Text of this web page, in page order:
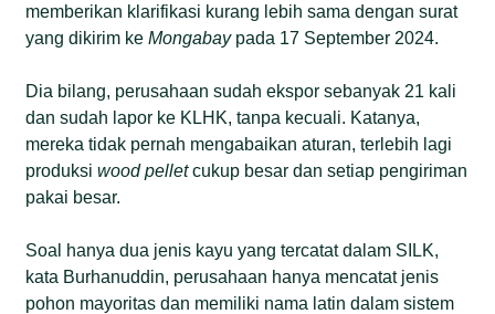
memberikan klarifikasi kurang lebih sama dengan surat
yang dikirim keMongabaypada 17 September 2024.
Dia bilang, perusahaan sudah ekspor sebanyak 21 kali
dan sudah lapor ke KLHK, tanpa kecuali. Katanya,
mereka tidak pernah mengabaikan aturan, terlebih lagi
produksiwood pelletcukup besar dan setiap pengiriman
pakai besar.
Soal hanya dua jenis kayu yang tercatat dalam SILK,
kata Burhanuddin, perusahaan hanya mencatat jenis
pohon mayoritas dan memiliki nama latin dalam sistem